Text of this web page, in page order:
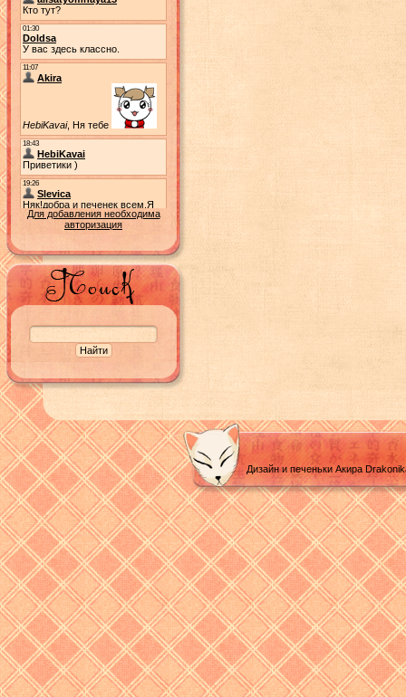
Для добавления необходима
авторизация
Дизайн и печеньки Акира